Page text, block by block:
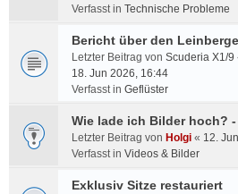
Verfasst in Technische Probleme
Bericht über den
Letzter Beitrag von Scuderia X1/9
18. Jun 2026, 16:44
Verfasst in Geflüster
Wie lade ich Bilder hoch? -
Letzter Beitrag von Holgi « 12.
Verfasst in Videos & Bilder
Exklusiv Sitze restauriert